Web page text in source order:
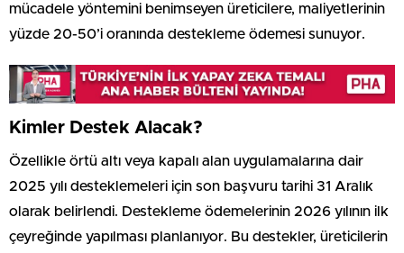
mücadele yöntemini benimseyen üreticilere, maliyetlerinin
yüzde 20-50’i oranında destekleme ödemesi sunuyor.
Kimler Destek Alacak?
Özellikle örtü altı veya kapalı alan uygulamalarına dair
2025 yılı desteklemeleri için son başvuru tarihi 31 Aralık
olarak belirlendi. Destekleme ödemelerinin 2026 yılının ilk
çeyreğinde yapılması planlanıyor. Bu destekler, üreticilerin